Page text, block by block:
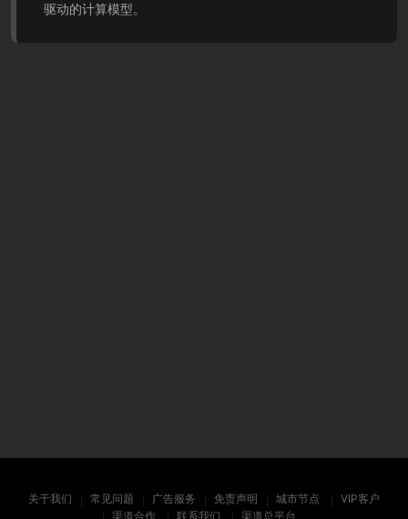
驱动的计算模型。
关于我们 常见问题 广告服务 免责声明 城市节点
VIP客户
渠道合作
联系我们 渠道总平台